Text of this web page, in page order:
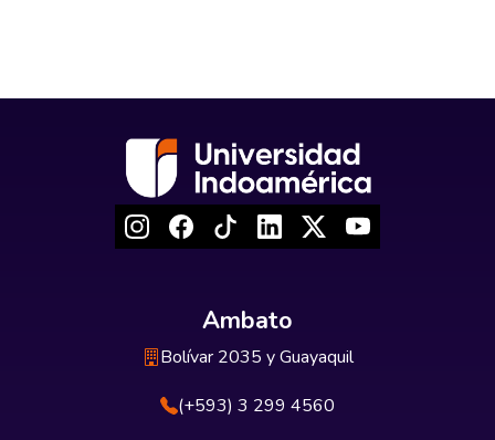
Ambato
Bolívar 2035 y Guayaquil
(+593) 3 299 4560